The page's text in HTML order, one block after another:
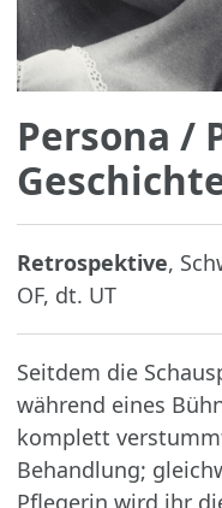
Persona /
Retrospektive,
OF, dt. UT
Seitdem die
während eines
komplett
Behandlung;
Pflegerin wird ihr